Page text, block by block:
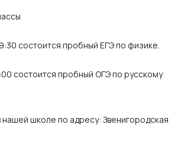
состоится пробный ЕГЭ по физике.
состоится пробный ОГЭ по русскому
школе по адресу: Звенигородская